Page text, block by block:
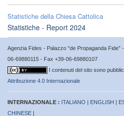
Statistiche della Chiesa Cattolica
Statistiche - Report 2024
Agenzia Fides - Palazzo “de Propaganda Fide”
06-69880115 - Fax +39-06-69880107
I contenuti del sito sono
Attribuzione 4.0 Internazionale
INTERNAZIONALE : ITALIANO | ENGLISH |
CHINESE |